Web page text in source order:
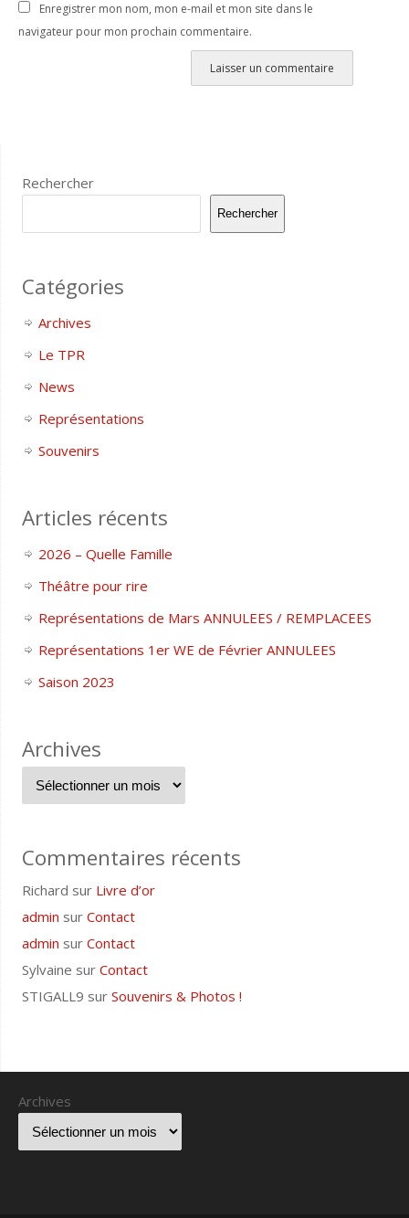
Enregistrer mon nom, mon e-mail et mon site dans le
navigateur pour mon prochain commentaire.
Rechercher
Rechercher
Catégories
Archives
Le TPR
News
Représentations
Souvenirs
Articles récents
2026 – Quelle Famille
Théâtre pour rire
Représentations de Mars ANNULEES / REMPLACEES
Représentations 1er WE de Février ANNULEES
Saison 2023
Archives
Commentaires récents
Richard sur Livre d’or
admin sur Contact
admin sur Contact
Sylvaine sur Contact
STIGALL9 sur Souvenirs & Photos !
Archives